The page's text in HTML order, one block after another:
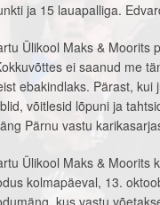
ja 15 lauapalliga.
Ülikool Maks & Moorits
ei saanud me
ebakindlaks. Pärast,
võitlesid lõpuni ja
Pärnu vastu
Ülikool Maks & Moorits
kolmapäeval, 13.
kus vastu